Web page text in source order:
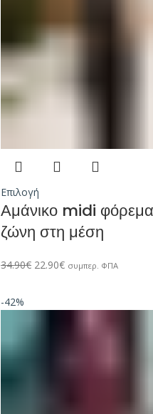
Επιλογή
Αμάνικο midi
ζώνη στη μέση
34.90€ 22.90€ συμπερ. ΦΠΑ
-42%